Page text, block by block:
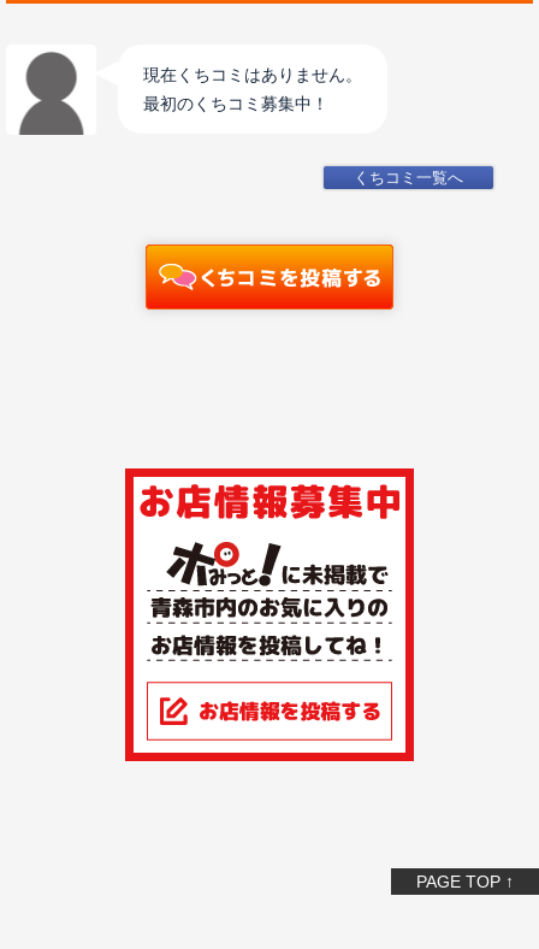
現在くちコミはありません。
最初のくちコミ募集中！
くちコミ一覧へ
PAGE TOP ↑